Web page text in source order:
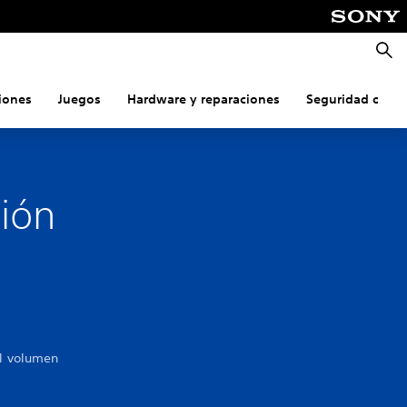
Juegos Hardware y reparaciones Seguridad
volumen